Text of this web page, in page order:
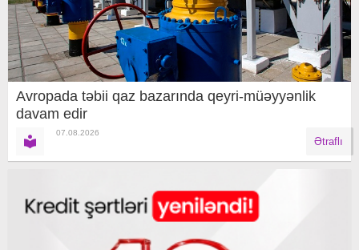
Avropada təbii qaz bazarında qeyri-müəyyənlik
davam edir
07.08.2026
Ətraflı